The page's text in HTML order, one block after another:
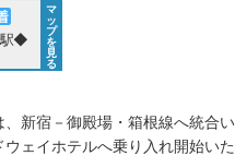
駅◆
マ
ッ
プ
を
見
る
新宿－御殿場・箱根線へ統合い
ェイホテルへ乗り入れ開始いた